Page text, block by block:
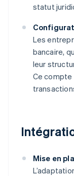
statut
Les
bancaire,
leur
Ce compte
Mise en